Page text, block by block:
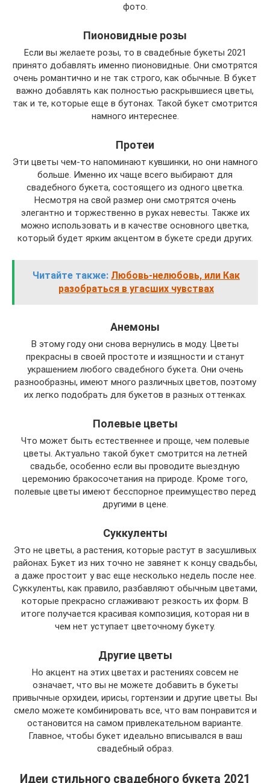
фото.
Пионовидные розы
Если вы желаете розы, то в свадебные букеты 2021
принято добавлять именно пионовидные. Они смотрятся
очень романтично и не так строго, как обычные. В букет
важно добавлять как полностью раскрывшиеся цветы,
так и те, которые еще в бутонах. Такой букет смотрится
намного интереснее.
Протеи
Эти цветы чем-то напоминают кувшинки, но они намного
больше. Именно их чаще всего выбирают для
свадебного букета, состоящего из одного цветка.
Несмотря на свой размер они смотрятся очень
элегантно и торжественно в руках невесты. Также их
можно использовать и в качестве основного цветка,
который будет ярким акцентом в букете среди других.
Читайте также: Любовь-нелюбовь, или Как
разобраться в угасших чувствах
Анемоны
В этому году они снова вернулись в моду. Цветы
прекрасны в своей простоте и изящности и станут
украшением любого свадебного букета. Они очень
разнообразны, имеют много различных цветов, поэтому
их легко подобрать для букетов в разных оттенках.
Полевые цветы
Что может быть естественнее и проще, чем полевые
цветы. Актуально такой букет смотрится на летней
свадьбе, особенно если вы проводите выездную
церемонию бракосочетания на природе. Кроме того,
полевые цветы имеют бесспорное преимущество перед
другими в цене.
Суккуленты
Это не цветы, а растения, которые растут в засушливых
районах. Букет из них точно не завянет к концу свадьбы,
а даже простоит у вас еще несколько недель после нее.
Суккуленты, как правило, разбавляют обычным цветами,
которые прекрасно сглаживают резкость их форм. В
итоге получается красивая композиция, которая ни в
чем нет уступает цветочному букету.
Другие цветы
Но акцент на этих цветах и растениях совсем не
означает, что вы не можете добавить в букеты
привычные орхидеи, ирисы, гортензии и другие цветы. Вы
смело можете комбинировать все, что вам понравится и
остановится на самом привлекательном варианте.
Главное, чтобы букет идеально вписывался в ваш
свадебный образ.
Идеи стильного свадебного букета 2021